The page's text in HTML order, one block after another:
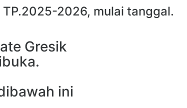
TP.2025-2026, mulai tanggal.
Gresik
ini